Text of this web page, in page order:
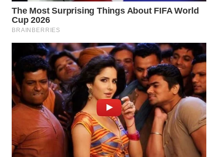
WN
MAJALENGKA
WN
SUBANG
WN
SUKABUMI
WN
PURWAKARTA
WN